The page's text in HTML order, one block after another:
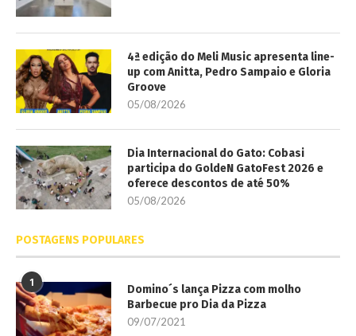
4ª edição do Meli Music apresenta line-
up com Anitta, Pedro Sampaio e Gloria
Groove
05/08/2026
Dia Internacional do Gato: Cobasi
participa do GoldeN GatoFest 2026 e
oferece descontos de até 50%
05/08/2026
POSTAGENS POPULARES
1
Domino´s lança Pizza com molho
Barbecue pro Dia da Pizza
09/07/2021